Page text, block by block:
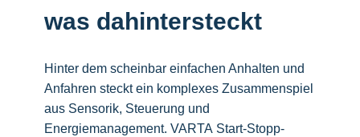
was dahintersteckt
Hinter dem scheinbar einfachen Anhalten und
Anfahren steckt ein komplexes Zusammenspiel
aus Sensorik, Steuerung und
Energiemanagement. VARTA Start-Stopp-